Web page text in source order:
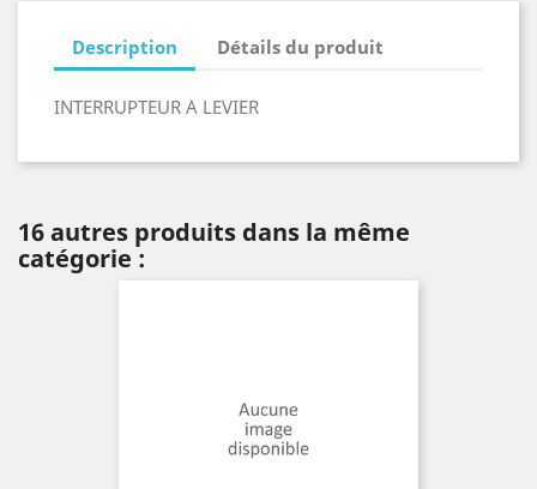
Description Détails du produit
INTERRUPTEUR A LEVIER
16 autres produits dans la même
catégorie :